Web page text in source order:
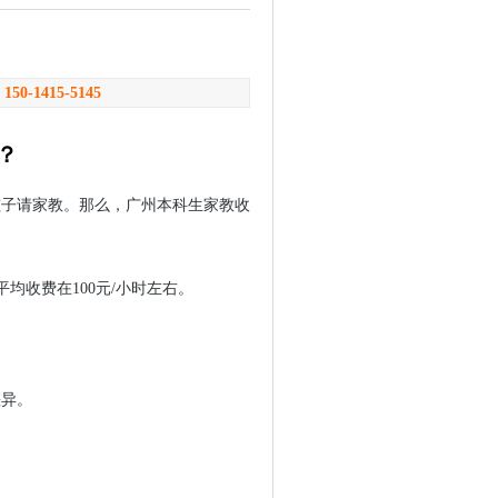
150-1415-5145
请家教。那么，广州本科生家教收
收费在100元/小时左右。
。